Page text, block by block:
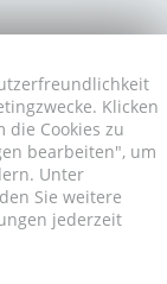
Klicken
die Cookies zu
bearbeiten", um
Unter
Sie weitere
jederzeit